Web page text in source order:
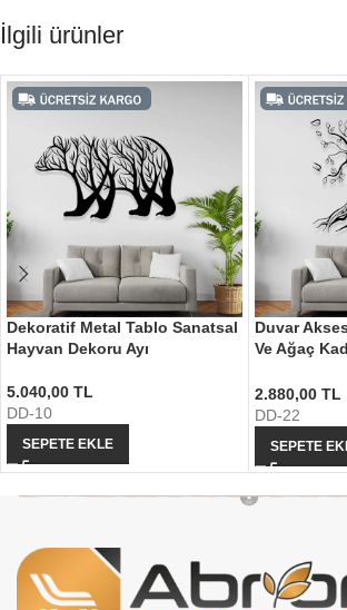
İlgili ürünler
Dekoratif Metal Tablo Sanatsal
Hayvan Dekoru Ayı
5.040,00 TL
DD-10
SEPETE EKLE
Duvar
Ve Ağaç
2.880,00 TL
DD-22
SEPETE